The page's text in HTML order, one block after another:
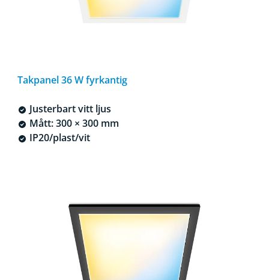
Takpanel 36 W fyrkantig
Justerbart vitt ljus
Mått: 300 × 300 mm
IP20/plast/vit